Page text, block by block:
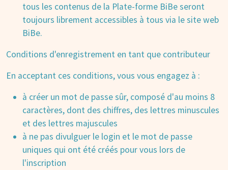
tous les contenus de la Plate-forme BiBe seront
toujours librement accessibles à tous via le site web
BiBe.
Conditions d'enregistrement en tant que contributeur
En acceptant ces conditions, vous vous engagez à :
à créer un mot de passe sûr, composé d'au moins 8
caractères, dont des chiffres, des lettres minuscules
et des lettres majuscules
à ne pas divulguer le login et le mot de passe
uniques qui ont été créés pour vous lors de
l'inscription